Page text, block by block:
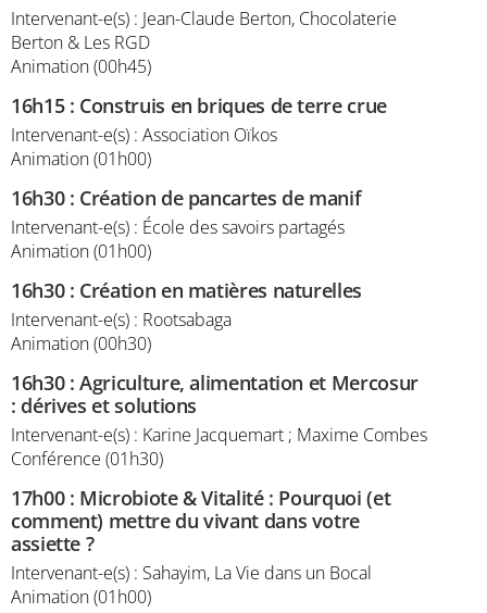
Intervenant-e(s) : Jean-Claude Berton, Chocolaterie
Berton & Les RGD
Animation (00h45)
16h15: Construis en briques de terre crue
Intervenant-e(s) : Association Oïkos
Animation (01h00)
16h30: Création de pancartes de manif
Intervenant-e(s) : École des savoirs partagés
Animation (01h00)
16h30: Création en matières naturelles
Intervenant-e(s) : Rootsabaga
Animation (00h30)
16h30:Agriculture, alimentation et Mercosur
: dérives et solutions
Intervenant-e(s) : Karine Jacquemart ; Maxime Combes
Conférence (01h30)
17h00: Microbiote & Vitalité : Pourquoi (et
comment) mettre du vivant dans votre
assiette ?
Intervenant-e(s) : Sahayim, La Vie dans un Bocal
Animation (01h00)